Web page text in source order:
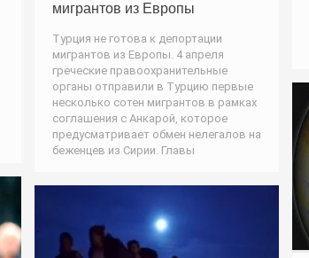
мигрантов из Европы
Турция не готова к депортации
мигрантов из Европы. 4 апреля
греческие правоохранительные
органы отправили в Турцию первые
несколько сотен мигрантов в рамках
соглашения с Анкарой, которое
предусматривает обмен нелегалов на
беженцев из Сирии. Главы